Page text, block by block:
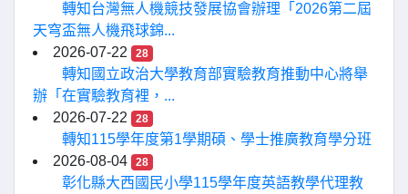
轉知台灣無人機競技發展協會辦理「2026第二屆
天穹盃無人機飛球錦...
2026-07-22
28
轉知國立政治大學教育部實驗教育推動中心將舉
辦「在實驗教育裡，...
2026-07-22
28
轉知115學年度第1學期碩、學士推廣教育學分班
2026-08-04
28
彰化縣大西國民小學115學年度英語教學代理教